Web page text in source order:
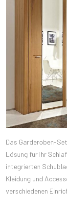
Das Garderoben-
Lösung für Ihr
integrierten
Kleidung und
verschiedenen